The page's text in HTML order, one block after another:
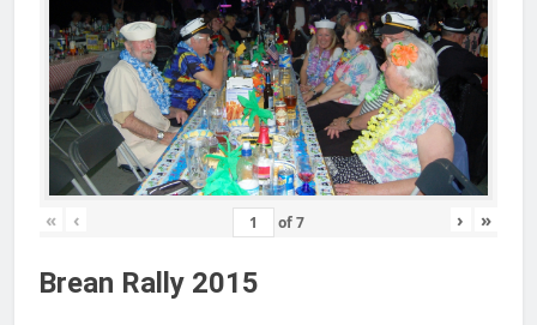
« ‹ of7 › »
Brean Rally 2015